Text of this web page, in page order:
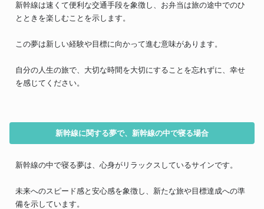
新幹線は速くて便利な交通手段を象徴し、お弁当は旅の途中でのひ
とときを楽しむことを示します。
この夢は新しい経験や目標に向かって進む意味があります。
自分の人生の旅で、大切な時間を大切にすることを忘れずに、幸せ
を感じてください。
新幹線に関する夢で、新幹線の中で寝る場合
新幹線の中で寝る夢は、心身がリラックスしているサインです。
未来へのスピード感と安心感を象徴し、新たな旅や目標達成への準
備を示しています。